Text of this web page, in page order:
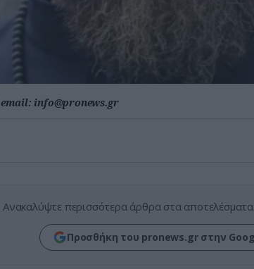
email: info@pronews.gr
Ανακαλύψτε περισσότερα άρθρα στα
Προσθήκη του pronews.gr στην